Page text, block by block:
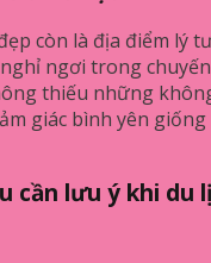
còn là địa điểm lý
ngơi trong
thiếu những
giác bình yên
cần lưu ý khi du